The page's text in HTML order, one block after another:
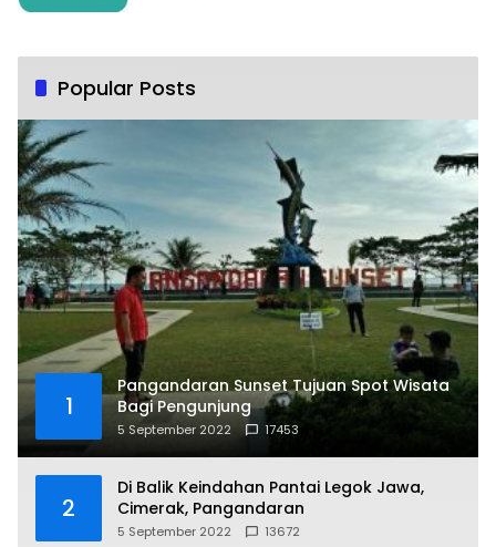
Popular Posts
1
Pangandaran Sunset Tujuan Spot Wisata
Bagi Pengunjung
5 September 2022 17453
2
Di Balik Keindahan Pantai Legok Jawa,
Cimerak, Pangandaran
5 September 2022 13672